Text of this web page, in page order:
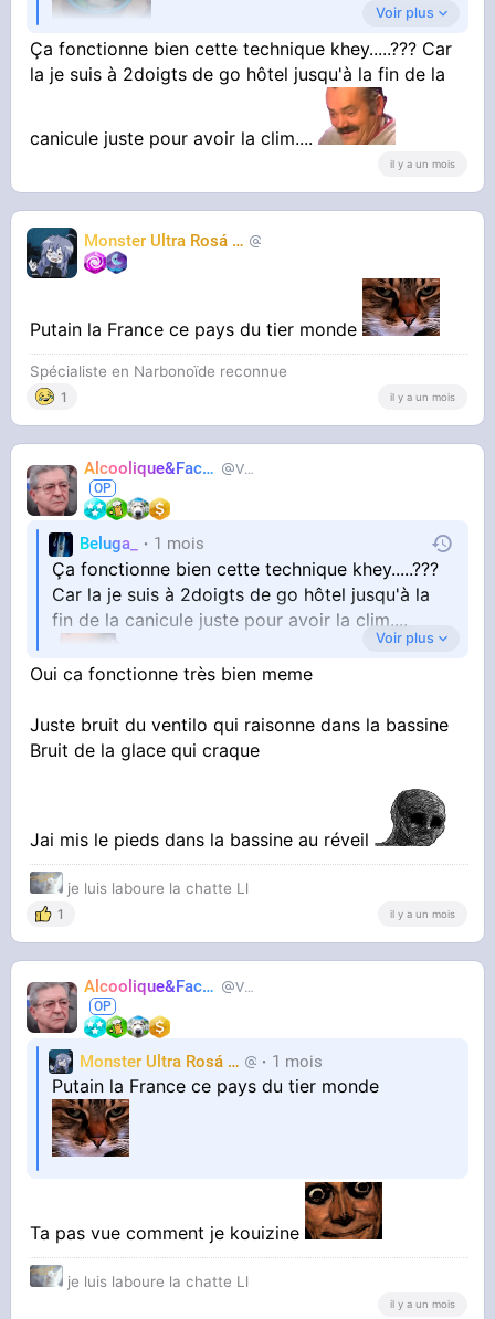
Titre les keys
Voir plus
Ça fonctionne bien cette technique khey.....??? Car
la je suis à 2doigts de go hôtel jusqu'à la fin de la
canicule juste pour avoir la clim....
il y a un mois
Monster Ultra Rosá
❤️
Putain la France ce pays du tier monde
Spécialiste en Narbonoïde reconnue
1 il y a un mois
Alcoolique&Facho Vaillant
Beluga_ 1 mois
Ça fonctionne bien cette technique khey.....???
Car la je suis à 2doigts de go hôtel jusqu'à la
fin de la canicule juste pour avoir la clim....
Voir plus
Oui ca fonctionne très bien meme
Juste bruit du ventilo qui raisonne dans la bassine
Bruit de la glace qui craque
Jai mis le pieds dans la bassine au réveil
je luis laboure la chatte Ll
1 il y a un mois
Alcoolique&Facho Vaillant
Monster Ultra Rosá
❤️ KheyFinito
1 mois
Putain la France ce pays du tier monde
Ta pas vue comment je kouizine
je luis laboure la chatte Ll
il y a un mois